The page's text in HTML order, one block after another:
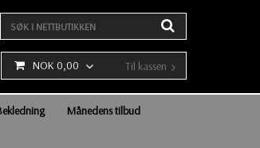
NOK 0,00 Til kassen
Månedens tilbud